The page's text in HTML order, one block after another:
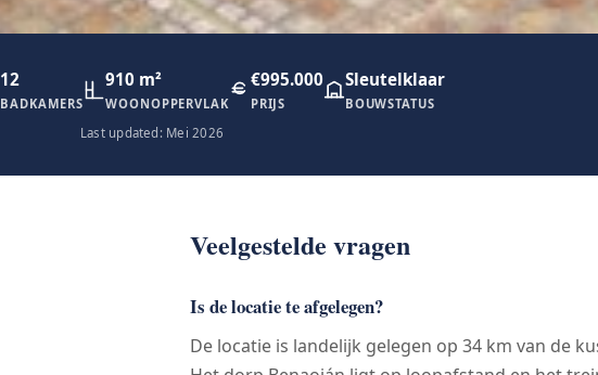
12
BADKAMERS
910 m²
WOONOPPERVLAK
€995.000
PRIJS
Sleutelklaar
BOUWSTATUS
Last updated: Mei 2026
Veelgestelde vragen
Is de locatie te afgelegen?
De locatie is landelijk gelegen op 34 km van de